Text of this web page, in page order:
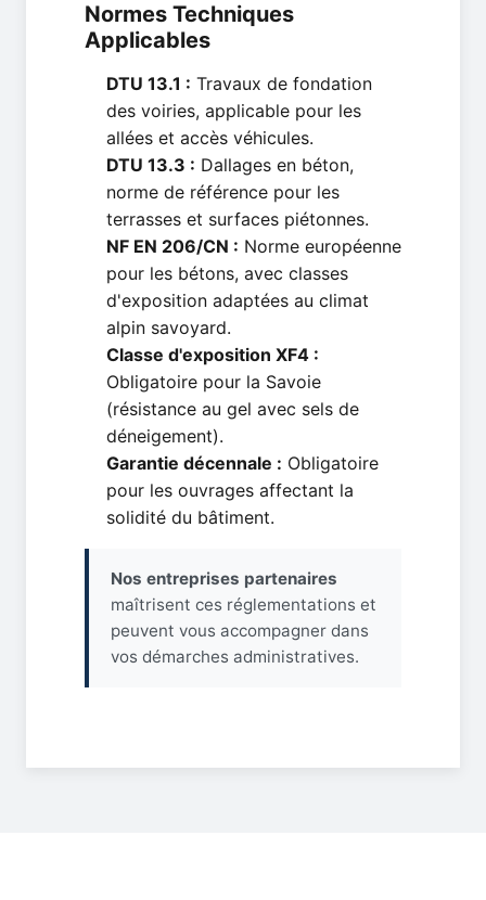
Normes Techniques
Applicables
DTU 13.1 : Travaux de fondation
des voiries, applicable pour les
allées et accès véhicules.
DTU 13.3 : Dallages en béton,
norme de référence pour les
terrasses et surfaces piétonnes.
NF EN 206/CN : Norme européenne
pour les bétons, avec classes
d'exposition adaptées au climat
alpin savoyard.
Classe d'exposition XF4 :
Obligatoire pour la Savoie
(résistance au gel avec sels de
déneigement).
Garantie décennale : Obligatoire
pour les ouvrages affectant la
solidité du bâtiment.
Nos entreprises partenaires
maîtrisent ces réglementations et
peuvent vous accompagner dans
vos démarches administratives.